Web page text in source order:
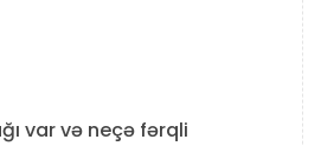
var və neçə fərqli